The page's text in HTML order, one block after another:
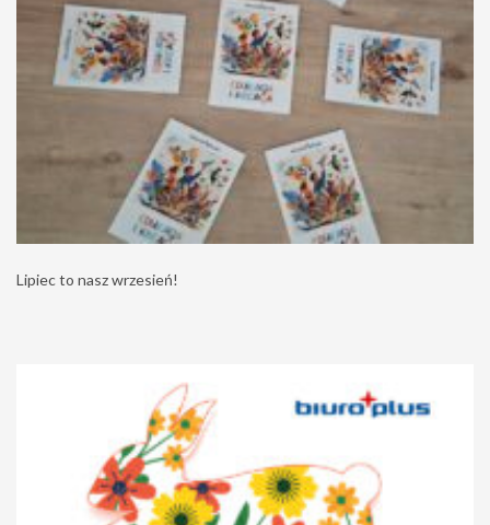
Lipiec to nasz wrzesień!